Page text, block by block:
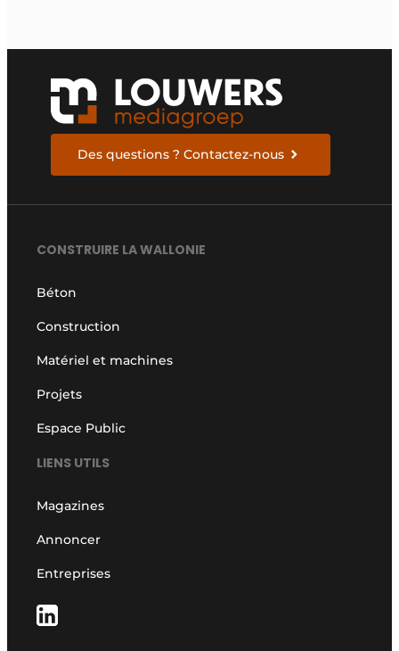
Des questions ? Contactez-nous
CONSTRUIRE LA WALLONIE
Béton
Construction
Matériel et machines
Projets
Espace Public
LIENS UTILS
Magazines
Annoncer
Entreprises